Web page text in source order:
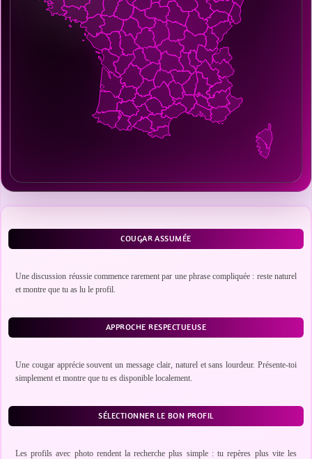
COUGAR ASSUMÉE
Une discussion réussie commence rarement par une phrase compliquée : reste naturel
et montre que tu as lu le profil.
APPROCHE RESPECTUEUSE
Une cougar apprécie souvent un message clair, naturel et sans lourdeur. Présente-toi
simplement et montre que tu es disponible localement.
SÉLECTIONNER LE BON PROFIL
Les profils avec photo rendent la recherche plus simple : tu repères plus vite les